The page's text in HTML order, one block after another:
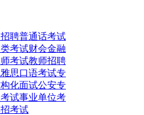
聘普通话考试
考试财会金融
考试教师招聘
雅思口语考试专
化面试公安专
试事业单位考
考试